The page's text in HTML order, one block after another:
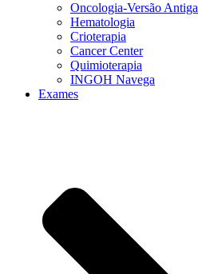
Oncologia-Versão Antiga
Hematologia
Crioterapia
Cancer Center
Quimioterapia
INGOH Navega
Exames